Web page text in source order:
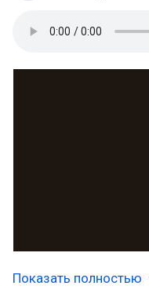
Показать полностью